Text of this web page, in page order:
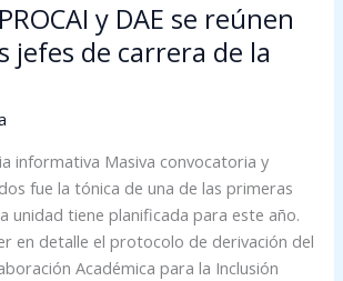
y DAE se reúnen
jefes de carrera de la
informativa Masiva convocatoria y
fue la tónica de una de las primeras
unidad tiene planificada para este año.
en detalle el protocolo de derivación del
Académica para la Inclusión